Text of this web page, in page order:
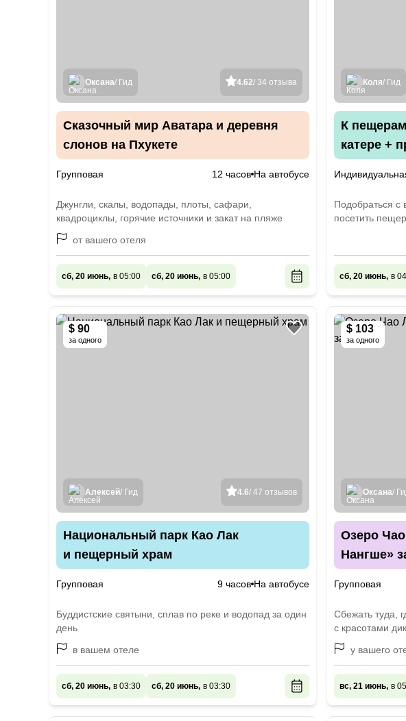
4.62/ 34 отзыва
Оксана/ Гид
Сказочный мир Аватара и деревня
слонов на Пхукете
Групповая 12 часов На автобусе
Джунгли, скалы, водопады, плоты, сафари,
квадроциклы, горячие источники и закат на пляже
от вашего отеля
сб, 20 июнь, в 05:00 сб, 20 июнь, в 05:00
Коля/ Гид
К
катере +
Подобраться с
посетить
сб, 20 июнь, в
$ 90
за одного
4.6/ 47 отзывов
Алексей/ Гид
Национальный парк Као Лак
и пещерный храм
Групповая 9 часов На автобусе
Буддистские святыни, сплав по реке и водопад за один
день
в вашем отеле
сб, 20 июнь, в 03:30 сб, 20 июнь, в 03:30
$ 103
за одного
Оксана/
Озеро
Нангше»
Групповая
Сбежать туда,
с красотами
у вашего
вс, 21 июнь, в